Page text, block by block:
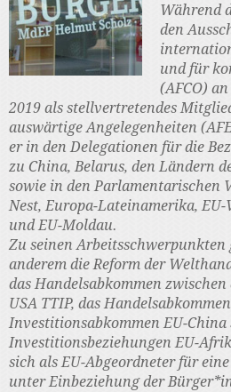
Während
den
und für
(AFCO)
2019 als stellvertretendes
auswärtige Angelegenheiten
er in den Delegationen für die
zu China, Belarus, den Ländern
sowie in den Parlamentarischen
Nest, Europa-Lateinamerika,
und EU-Moldau.
Zu seinen
anderem die Reform der
das Handelsabkommen zwischen
USA TTIP, das
Investitionsabkommen EU-China
Investitionsbeziehungen EU-
sich als EU-Abgeordneter für
unter Einbeziehung der